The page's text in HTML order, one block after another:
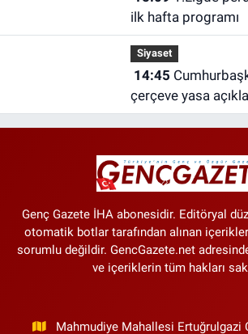
15:091.Ligde perde açılıyor. İşte
ilk hafta programı
Siyaset
14:45Cumhurbaşkanı Erdoğan'dan
çerçeve yasa
Genç Gazete İHA abonesidir. Editöryal
otomatik botlar tarafından alınan
sorumlu değildir. GencGazete.net